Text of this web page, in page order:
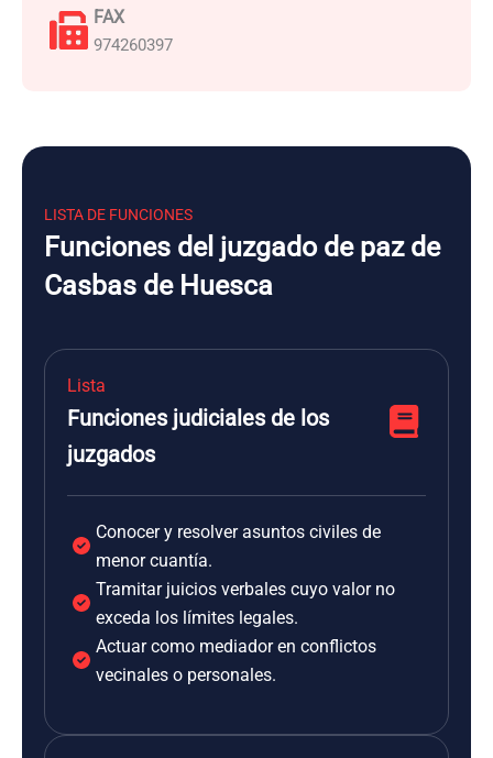
FAX
974260397
LISTA DE FUNCIONES
Funciones del juzgado de paz de
Casbas de Huesca
Lista
Funciones judiciales de los
juzgados
Conocer y resolver asuntos civiles de
menor cuantía.
Tramitar juicios verbales cuyo valor no
exceda los límites legales.
Actuar como mediador en conflictos
vecinales o personales.